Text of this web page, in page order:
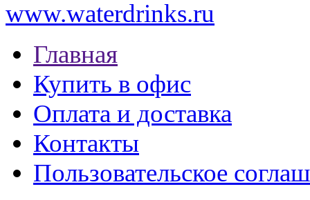
www.waterdrinks.ru
Главная
Купить в офис
Оплата и доставка
Контакты
Пользовательское